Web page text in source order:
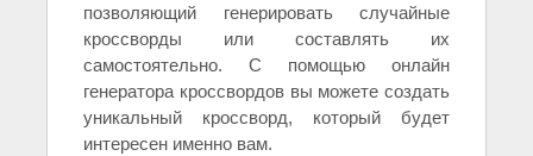
позволяющий генерировать случайные
кроссворды или составлять их
самостоятельно. С помощью онлайн
генератора кроссвордов вы можете создать
уникальный кроссворд, который будет
интересен именно вам.